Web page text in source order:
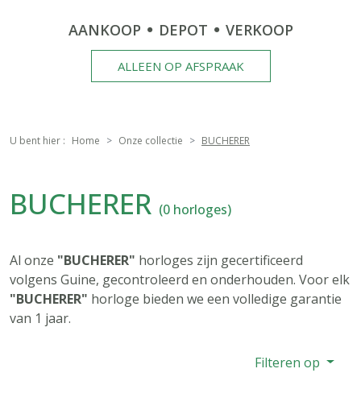
AANKOOP DEPOT VERKOOP
ALLEEN OP AFSPRAAK
U bent hier : Home Onze collectie BUCHERER
BUCHERER (0 horloges)
Al onze "BUCHERER" horloges zijn gecertificeerd
volgens Guine, gecontroleerd en onderhouden. Voor elk
"BUCHERER" horloge bieden we een volledige garantie
van 1 jaar.
Filteren op